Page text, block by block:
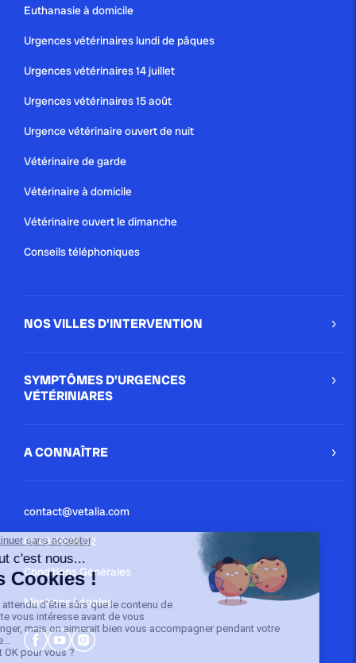
Euthanasie à domicile
Urgences vétérinaires lundi de pâques
Urgences vétérinaires 14 juillet
Urgences vétérinaires 15 août
Urgence vétérinaire ouvert de nuit
Vétérinaire de garde
Vétérinaire à domicile
Vétérinaire ouvert le dimanche
Conseils téléphoniques
NOS VILLES D'INTERVENTION
SYMPTÔMES D'URGENCES
VÉTÉRINIARES
A CONNAÎTRE
contact@vetalia.com
01 40 40 01 02
Conditions Générales
Mentions Légales